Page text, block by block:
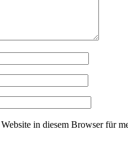
in diesem Browser für